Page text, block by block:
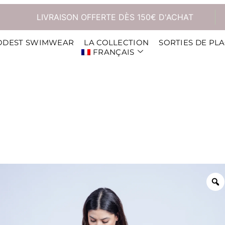
SWIMWEAR LA COLLECTION
SORTIES DE
FRANÇAIS